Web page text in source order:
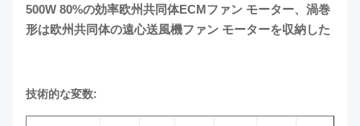
500W 80%の効率欧州共同体ECMファン モーター、渦巻
形は欧州共同体の遠心送風機ファン モーターを収納した
技術的な変数: